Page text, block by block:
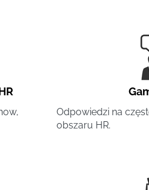
Odpowiedzi na
obszaru HR.